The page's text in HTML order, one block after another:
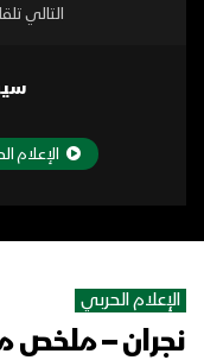
التالي
الإعلام
الإعلام الحربي
نجران – ملخص